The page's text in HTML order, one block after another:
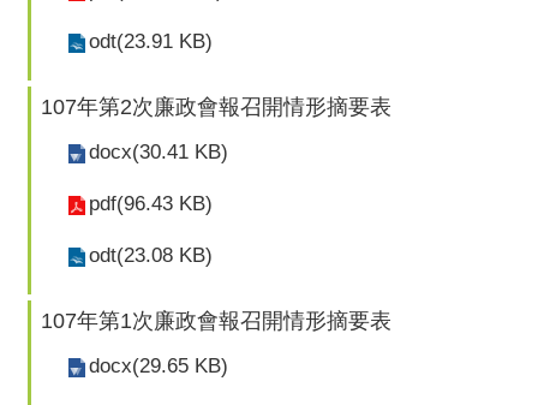
odt(23.91 KB)
107年第2次廉政會報召開情形摘要表
docx(30.41 KB)
pdf(96.43 KB)
odt(23.08 KB)
107年第1次廉政會報召開情形摘要表
docx(29.65 KB)